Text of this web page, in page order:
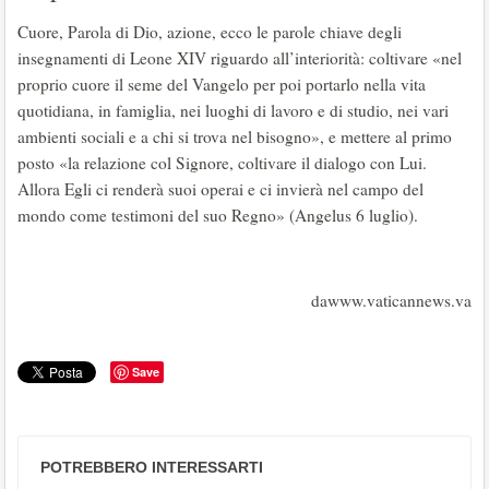
Cuore, Parola di Dio, azione, ecco le parole chiave degli
insegnamenti di Leone XIV riguardo all’interiorità: coltivare «nel
proprio cuore il seme del Vangelo per poi portarlo nella vita
quotidiana, in famiglia, nei luoghi di lavoro e di studio, nei vari
ambienti sociali e a chi si trova nel bisogno», e mettere al primo
posto «la relazione col Signore, coltivare il dialogo con Lui.
Allora Egli ci renderà suoi operai e ci invierà nel campo del
mondo come testimoni del suo Regno» (Angelus 6 luglio).
dawww.vaticannews.va
Save
POTREBBERO INTERESSARTI